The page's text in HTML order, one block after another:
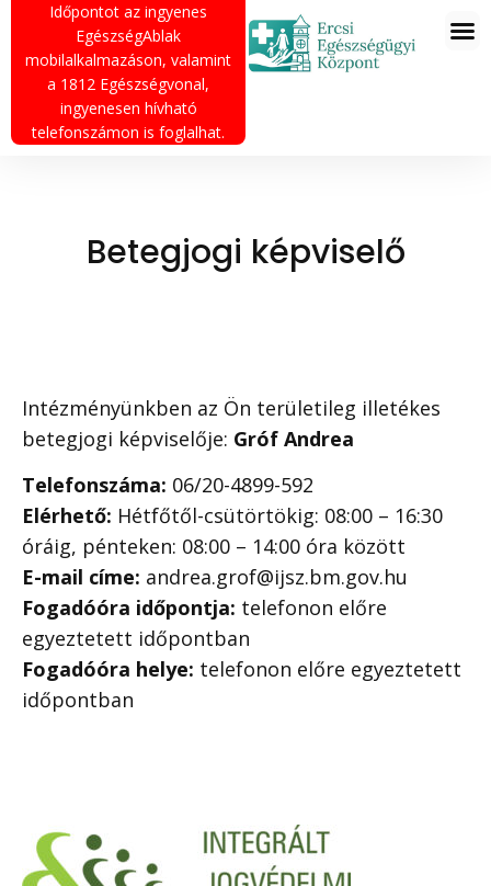
Időpontot az ingyenes
EgészségAblak
mobilalkalmazáson, valamint
a 1812 Egészségvonal,
ingyenesen hívható
telefonszámon is foglalhat.
Betegjogi képviselő
Intézményünkben az Ön területileg illetékes
betegjogi képviselője: Gróf Andrea
Telefonszáma: 06/20-4899-592
Elérhető: Hétfőtől-csütörtökig: 08:00 – 16:30
óráig, pénteken: 08:00 – 14:00 óra között
E-mail címe: andrea.grof@ijsz.bm.gov.hu
Fogadóóra időpontja: telefonon előre
egyeztetett időpontban
Fogadóóra helye: telefonon előre egyeztetett
időpontban